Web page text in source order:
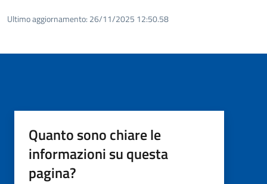
Ultimo aggiornamento: 26/11/2025 12:50.58
Quanto sono chiare le
informazioni su questa
pagina?